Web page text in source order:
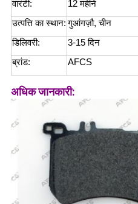
वारंटी:
12 महीने
उत्पत्ति का स्थान: गुआंगज़ौ, चीन
डिलिवरी:
3-15 दिन
ब्रांड:
AFCS
अधिक जानकारी: